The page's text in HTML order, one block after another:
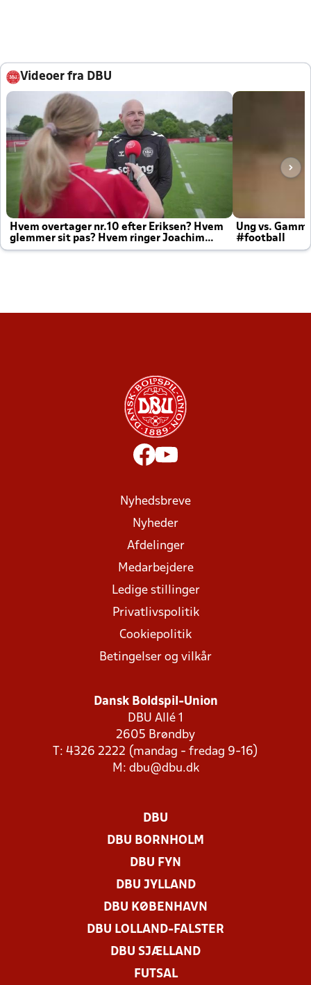
Videoer fra DBU
Hvem overtager nr.10 efter Eriksen? Hvem
glemmer sit pas? Hvem ringer Joachim
altid til efter kampe?
Ung vs.
#football
Nyhedsbreve
Nyheder
Afdelinger
Medarbejdere
Ledige stillinger
Privatlivspolitik
Cookiepolitik
Betingelser og vilkår
Dansk Boldspil-Union
DBU Allé 1
2605 Brøndby
T: 4326 2222 (mandag - fredag 9-16)
M: dbu@dbu.dk
DBU
DBU BORNHOLM
DBU FYN
DBU JYLLAND
DBU KØBENHAVN
DBU LOLLAND-FALSTER
DBU SJÆLLAND
FUTSAL